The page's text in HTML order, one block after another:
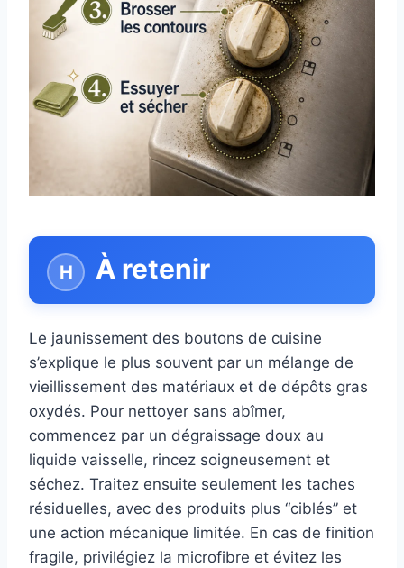
À retenir
Le jaunissement des boutons de cuisine
s’explique le plus souvent par un mélange de
vieillissement des matériaux et de dépôts gras
oxydés. Pour nettoyer sans abîmer,
commencez par un dégraissage doux au
liquide vaisselle, rincez soigneusement et
séchez. Traitez ensuite seulement les taches
résiduelles, avec des produits plus “ciblés” et
une action mécanique limitée. En cas de finition
fragile, privilégiez la microfibre et évitez les